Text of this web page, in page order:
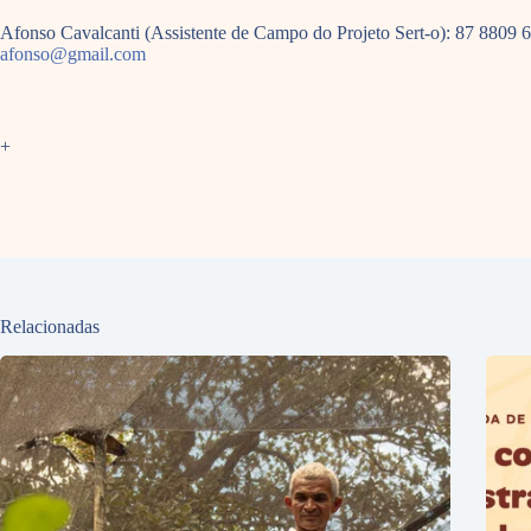
Afonso Cavalcanti (Assistente de Campo do Projeto Sert-o): 87 8809
afonso@gmail.com
+
Relacionadas